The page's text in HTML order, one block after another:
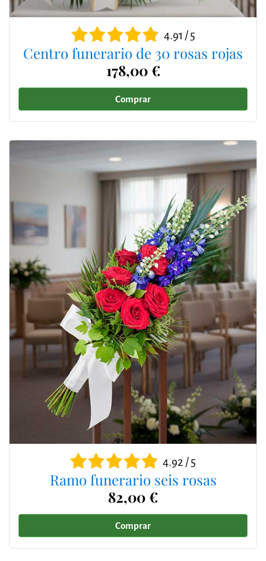
4.91 / 5
Centro funerario de 30 rosas rojas
178,00 €
Comprar
4.92 / 5
Ramo funerario seis rosas
82,00 €
Comprar